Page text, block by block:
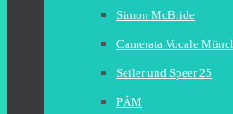
Simon McBride
Camerata Vocale
Seiler und Speer 25
PÄM